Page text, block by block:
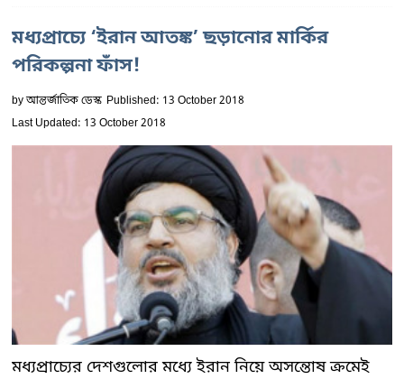
মধ্যপ্রাচ্যে ‘ইরান আতঙ্ক’ ছড়ানোর মার্কির
পরিকল্পনা ফাঁস!
byআন্তর্জাতিক ডেস্ক Published: 13 October 2018
Last Updated: 13 October 2018
মধ্যপ্রাচ্যের দেশগুলোর মধ্যে ইরান নিয়ে অসন্তোষ ক্রমেই